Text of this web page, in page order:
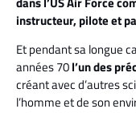
instructeur, pilote et
Et pendant sa longue
années 70l’un des
créant avec d’autres
l’homme et de son